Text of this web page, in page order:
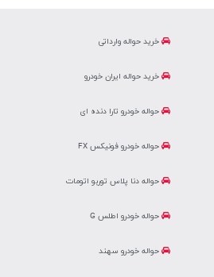
خرید حواله وارداتی
خرید حواله ایران خودرو
حواله خودرو تارا دنده ای
حواله خودرو فونیکس FX
حواله دنا پلاس توربو اتومات
حواله خودرو اطلس G
حواله خودرو سهند